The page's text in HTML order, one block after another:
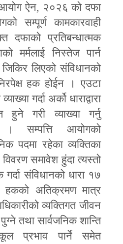
ऐन, २०२६ को दफा
सम्पूर्ण कामकारवाही
दफाको प्रतिबन्धात्मक
मर्मलाई निस्तेज पार्न
लिएको संविधानको
हक होईन । एउटा
गर्दा अर्को धाराद्वारा
हुने गरी व्याख्या गर्नु
। सम्पत्ति आयोगको
पदमा रहेका व्यक्तिका
विवरण समावेश हुंदा त्यस्तो
संविधानको धारा १७
हकको अतिक्रमण मात्र
व्यक्तिगत जीवन
तथा सार्वजनिक शान्ति
प्रभाव पार्ने समेत